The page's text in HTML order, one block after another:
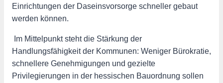
Einrichtungen der Daseinsvorsorge schneller gebaut
werden können.
️ Im Mittelpunkt steht die Stärkung der
Handlungsfähigkeit der Kommunen: Weniger Bürokratie,
schnellere Genehmigungen und gezielte
Privilegierungen in der hessischen Bauordnung sollen